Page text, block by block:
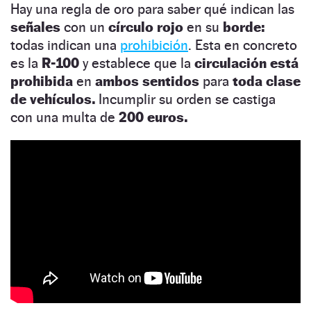
Hay una regla de oro para saber qué indican las
señales con un círculo rojo en su borde:
todas indican una prohibición. Esta en concreto
es la R-100 y establece que la circulación está
prohibida en ambos sentidos para toda clase
de vehículos. Incumplir su orden se castiga
con una multa de 200 euros.